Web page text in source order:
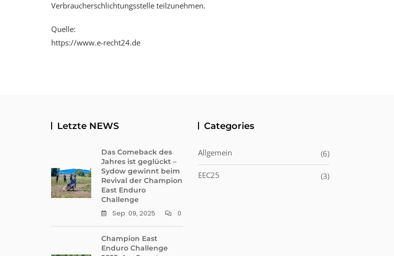
Verbraucherschlichtungsstelle teilzunehmen.
Quelle:
https://www.e-recht24.de
Letzte NEWS
Das Comeback des
Jahres ist geglückt –
Sydow gewinnt beim
Revival der Champion
East Enduro
Challenge
Sep. 09, 2025 0
Champion East
Enduro Challenge
Categories
Allgemein (6)
EEC25 (3)